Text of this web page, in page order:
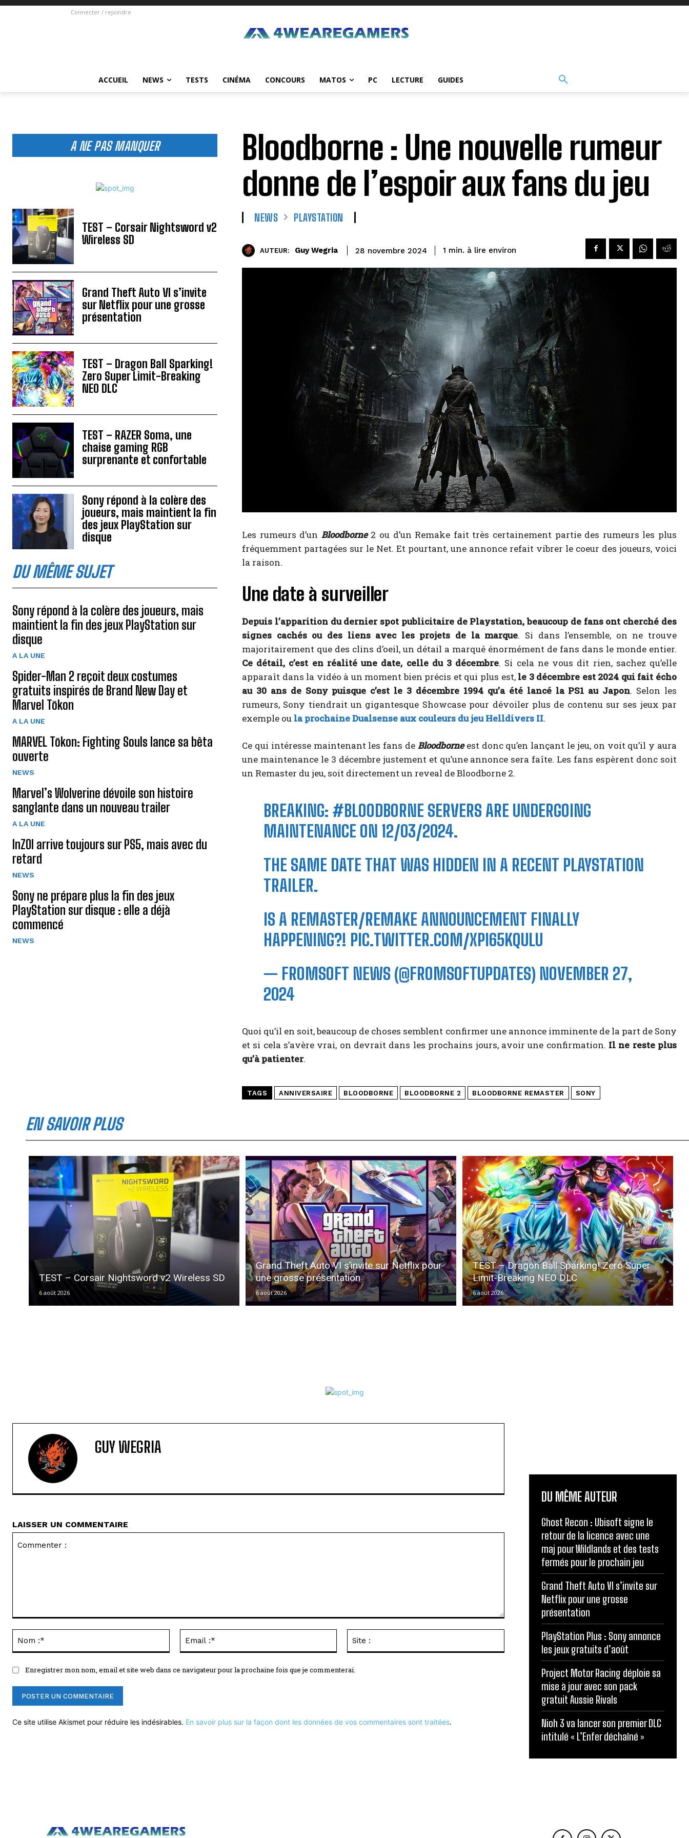
Connecter / rejoindre
ACCUEIL NEWS TESTS CINÉMA CONCOURS MATOS PC LECTURE GUIDES
A NE PAS MANQUER
TEST – Corsair Nightsword v2
Wireless SD
Grand Theft Auto VI s’invite
sur Netflix pour une grosse
présentation
TEST – Dragon Ball Sparking!
Zero Super Limit-Breaking
NEO DLC
TEST – RAZER Soma, une
chaise gaming RGB
surprenante et confortable
Sony répond à la colère des
joueurs, mais maintient la fin
des jeux PlayStation sur
disque
DU MÊME SUJET
Sony répond à la colère des joueurs, mais
maintient la fin des jeux PlayStation sur
disque
A LA UNE
Spider-Man 2 reçoit deux costumes
gratuits inspirés de Brand New Day et
Marvel Tōkon
A LA UNE
MARVEL Tōkon: Fighting Souls lance sa bêta
ouverte
NEWS
Marvel’s Wolverine dévoile son histoire
sanglante dans un nouveau trailer
A LA UNE
InZOI arrive toujours sur PS5, mais avec du
retard
NEWS
Sony ne prépare plus la fin des jeux
PlayStation sur disque : elle a déjà
commencé
NEWS
Bloodborne : Une nouvelle rumeur
donne de l’espoir aux fans du jeu
NEWS PLAYSTATION
AUTEUR: Guy Wegria 28 novembre 2024 1 min. à lire environ
Les rumeurs d’un Bloodborne 2 ou d’un Remake fait très certainement partie des rumeurs les plus
fréquemment partagées sur le Net. Et pourtant, une annonce refait vibrer le coeur des joueurs, voici
la raison.
Une date à surveiller
Depuis l’apparition du dernier spot publicitaire de Playstation, beaucoup de fans ont cherché des
signes cachés ou des liens avec les projets de la marque. Si dans l’ensemble, on ne trouve
majoritairement que des clins d’oeil, un détail a marqué énormément de fans dans le monde entier.
Ce détail, c’est en réalité une date, celle du 3 décembre. Si cela ne vous dit rien, sachez qu’elle
apparaît dans la vidéo à un moment bien précis et qui plus est, le 3 décembre est 2024 qui fait écho
au 30 ans de Sony puisque c’est le 3 décembre 1994 qu’a été lancé la PS1 au Japon. Selon les
rumeurs, Sony tiendrait un gigantesque Showcase pour dévoiler plus de contenu sur ses jeux par
exemple ou la prochaine Dualsense aux couleurs du jeu Helldivers II.
Ce qui intéresse maintenant les fans de Bloodborne est donc qu’en lançant le jeu, on voit qu’il y aura
une maintenance le 3 décembre justement et qu’une annonce sera faîte. Les fans espèrent donc soit
un Remaster du jeu, soit directement un reveal de Bloodborne 2.
BREAKING: #BLOODBORNE SERVERS ARE UNDERGOING
MAINTENANCE ON 12/03/2024.
THE SAME DATE THAT WAS HIDDEN IN A RECENT PLAYSTATION
TRAILER.
IS A REMASTER/REMAKE ANNOUNCEMENT FINALLY
HAPPENING?! PIC.TWITTER.COM/XPI65KQULU
— FROMSOFT NEWS (@FROMSOFTUPDATES) NOVEMBER 27,
2024
Quoi qu’il en soit, beaucoup de choses semblent confirmer une annonce imminente de la part de Sony
et si cela s’avère vrai, on devrait dans les prochains jours, avoir une confirmation. Il ne reste plus
qu’à patienter.
TAGS ANNIVERSAIRE BLOODBORNE BLOODBORNE 2 BLOODBORNE REMASTER SONY
EN SAVOIR PLUS
TEST – Corsair Nightsword v2 Wireless SD
6 août 2026
Grand Theft Auto VI s’invite sur Netflix pour
une grosse présentation
6 août 2026
TEST – Dragon Ball Sparking! Zero Super
Limit-Breaking NEO DLC
6 août 2026
GUY WEGRIA
LAISSER UN COMMENTAIRE
Enregistrer mon nom, email et site web dans ce navigateur pour la prochaine fois que je commenterai.
Ce site utilise Akismet pour réduire les indésirables. En savoir plus sur la façon dont les données de vos commentaires sont traitées.
DU MÊME AUTEUR
Ghost Recon : Ubisoft signe le
retour de la licence avec une
maj pour Wildlands et des tests
fermés pour le prochain jeu
Grand Theft Auto VI s’invite sur
Netflix pour une grosse
présentation
PlayStation Plus : Sony annonce
les jeux gratuits d’août
Project Motor Racing déploie sa
mise à jour avec son pack
gratuit Aussie Rivals
Nioh 3 va lancer son premier DLC
intitulé « L’Enfer déchaîné »